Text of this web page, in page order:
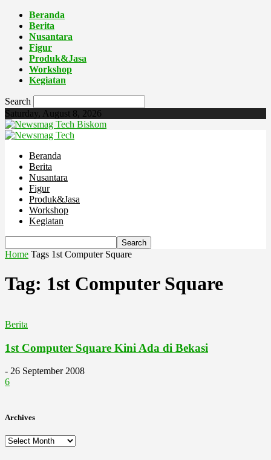
Beranda
Berita
Nusantara
Figur
Produk&Jasa
Workshop
Kegiatan
Search
Saturday, August 8, 2026
Biskom
Beranda
Berita
Nusantara
Figur
Produk&Jasa
Workshop
Kegiatan
Home Tags 1st Computer Square
Tag: 1st Computer Square
Berita
1st Computer Square Kini Ada di Bekasi
- 26 September 2008
6
Archives
Archives